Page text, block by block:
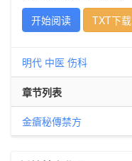
开始阅读
TXT下载
明代 中医 伤科
章节列表
金瘡秘傳禁方